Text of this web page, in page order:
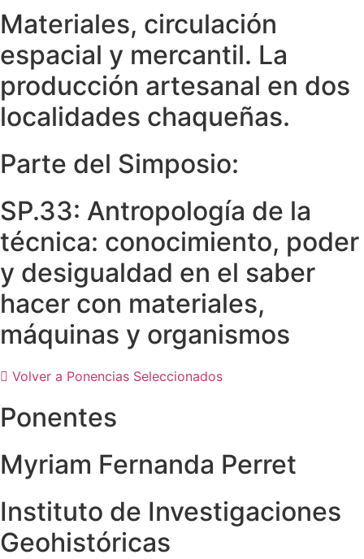
Materiales, circulación
espacial y mercantil. La
producción artesanal en dos
localidades chaqueñas.
Parte del Simposio:
SP.33: Antropología de la
técnica: conocimiento, poder
y desigualdad en el saber
hacer con materiales,
máquinas y organismos
Volver a Ponencias Seleccionados
Ponentes
Myriam Fernanda Perret
Instituto de Investigaciones
Geohistóricas